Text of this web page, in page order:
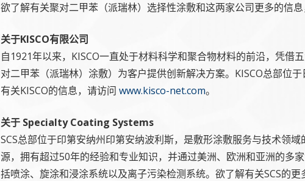
欲了解有关聚对二甲苯（派瑞林）选择性涂敷和这两家公司更多的信
关于KISCO有限公司
自1921年以来，KISCO一直处于材料科学和聚合物材料的前沿，凭借
对二甲苯（派瑞林）涂敷）为客户提供创新解决方案。KISCO总部位
有关KISCO的信息，请访问 www.kisco-net.com。
关于 Specialty Coating Systems
SCS总部位于印第安纳州印第安纳波利斯，是敷形涂敷服务与技术领
源，拥有超过50年的经验和专业知识，并通过美洲、欧洲和亚洲的多
括喷涂、旋涂和浸涂系统以及离子污染检测系统。欲了解有关SCS的更